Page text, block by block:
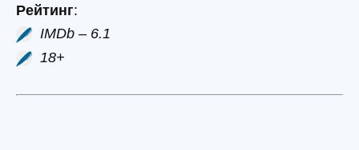
Рейтинг:
IMDb – 6.1
18+